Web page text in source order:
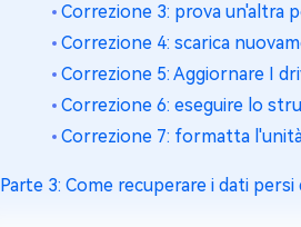
Correzione 3: prova un'altra
Correzione 4: scarica
Correzione 5: Aggiornare I
Correzione 6: eseguire lo
Correzione 7: formatta
Parte 3: Come recuperare i dati